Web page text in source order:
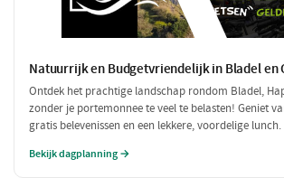
Natuurrijk en Budgetvriendelijk in Bladel en
Ontdek het prachtige landschap rondom Bladel,
zonder je portemonnee te veel te belasten! Geniet
gratis belevenissen en een lekkere, voordelige
hap.
Bekijk dagplanning →